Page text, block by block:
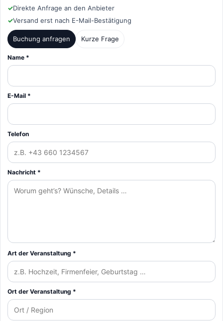
✓Direkte Anfrage an den Anbieter
✓Versand erst nach E-Mail-Bestätigung
Buchung anfragen Kurze Frage
Name *
E-Mail *
Telefon
Nachricht *
Art der Veranstaltung *
Ort der Veranstaltung *